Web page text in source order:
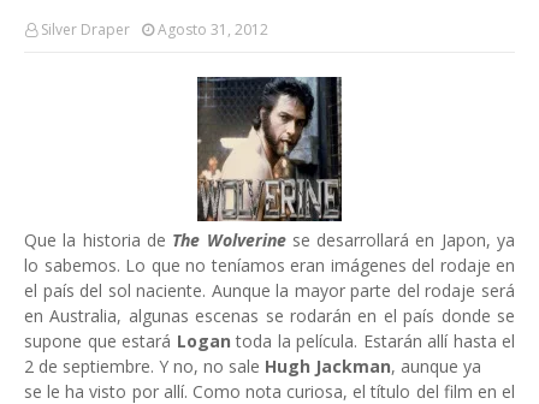
Silver Draper Agosto 31, 2012
Que la historia de The Wolverine se desarrollará en Japon, ya
lo sabemos. Lo que no teníamos eran imágenes del rodaje en
el país del sol naciente. Aunque la mayor parte del rodaje será
en Australia, algunas escenas se rodarán en el país donde se
supone que estará Logantoda la película. Estarán allí hasta el
2 de septiembre. Y no, no sale Hugh Jackman, aunque ya
se le ha visto por allí. Como nota curiosa, el título del film en el